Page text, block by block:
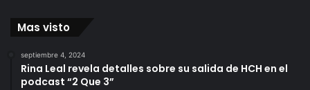
Mas visto
septiembre 4, 2024
Rina Leal revela detalles sobre su salida de HCH en el
podcast “2 Que 3”